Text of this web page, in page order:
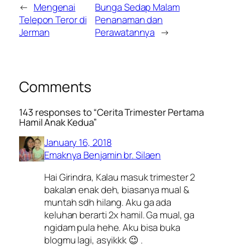
← Mengenai
Telepon Teror di
Jerman
Bunga Sedap Malam
Penanaman dan
Perawatannya →
Comments
143 responses to “Cerita Trimester Pertama
Hamil Anak Kedua”
January 16, 2018
Emaknya Benjamin br. Silaen
Hai Girindra, Kalau masuk trimester 2
bakalan enak deh, biasanya mual &
muntah sdh hilang. Aku ga ada
keluhan berarti 2x hamil. Ga mual, ga
ngidam pula hehe. Aku bisa buka
blogmu lagi, asyikkk 😉 .